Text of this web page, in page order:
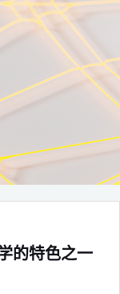
的特色之一